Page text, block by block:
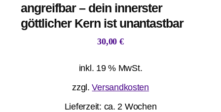
angreifbar – dein innerster
göttlicher Kern ist unantastbar
30,00 €
inkl. 19 % MwSt.
zzgl.Versandkosten
Lieferzeit: ca. 2 Wochen